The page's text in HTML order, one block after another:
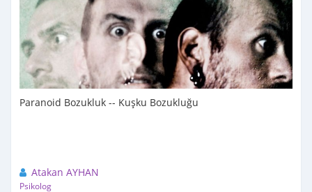
Paranoid Bozukluk -- Kuşku Bozukluğu
Atakan AYHAN
Psikolog